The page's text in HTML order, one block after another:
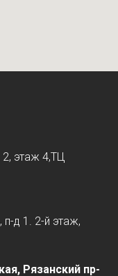
2, этаж 4,ТЦ
д 1. 2-й этаж,
, Рязанский пр-